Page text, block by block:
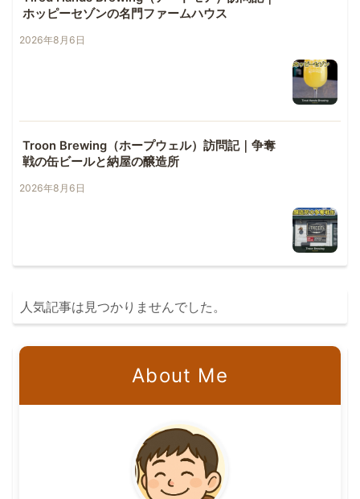
ホッピーセゾンの名門ファームハウス
2026年8月6日
Troon Brewing（ホープウェル）訪問記｜争奪
戦の缶ビールと納屋の醸造所
2026年8月6日
人気記事は見つかりませんでした。
About Me